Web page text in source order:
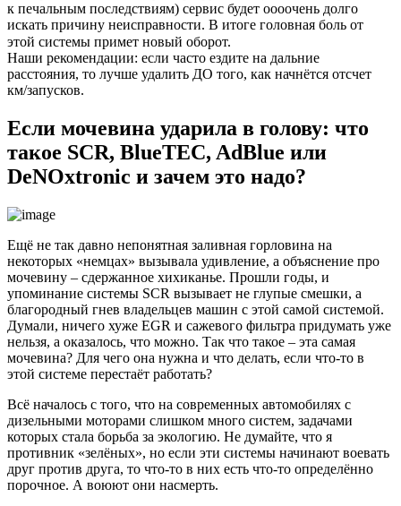
к печальным последствиям) сервис будет оооочень долго
искать причину неисправности. В итоге головная боль от
этой системы примет новый оборот. ⠀⠀⠀⠀⠀⠀⠀⠀⠀⠀⠀⠀
Наши рекомендации: если часто ездите на дальние
расстояния, то лучше удалить ДО того, как начнётся отсчет
км/запусков.
Если мочевина ударила в голову: что
такое SCR, BlueTEC, AdBlue или
DeNOxtronic и зачем это надо?
Ещё не так давно непонятная заливная горловина на
некоторых «немцах» вызывала удивление, а объяснение про
мочевину – сдержанное хихиканье. Прошли годы, и
упоминание системы SCR вызывает не глупые смешки, а
благородный гнев владельцев машин с этой самой системой.
Думали, ничего хуже EGR и сажевого фильтра придумать уже
нельзя, а оказалось, что можно. Так что такое – эта самая
мочевина? Для чего она нужна и что делать, если что-то в
этой системе перестаёт работать?
Всё началось с того, что на современных автомобилях с
дизельными моторами слишком много систем, задачами
которых стала борьба за экологию. Не думайте, что я
противник «зелёных», но если эти системы начинают воевать
друг против друга, то что-то в них есть что-то определённо
порочное. А воюют они насмерть.